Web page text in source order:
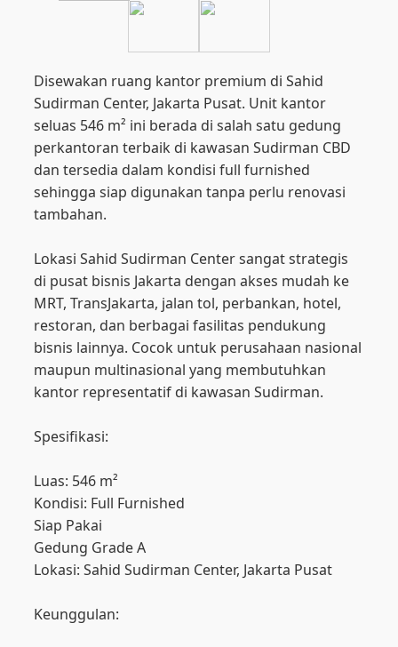
Disewakan ruang kantor premium di Sahid
Sudirman Center, Jakarta Pusat. Unit kantor
seluas 546 m² ini berada di salah satu gedung
perkantoran terbaik di kawasan Sudirman CBD
dan tersedia dalam kondisi full furnished
sehingga siap digunakan tanpa perlu renovasi
tambahan.
Lokasi Sahid Sudirman Center sangat strategis
di pusat bisnis Jakarta dengan akses mudah ke
MRT, TransJakarta, jalan tol, perbankan, hotel,
restoran, dan berbagai fasilitas pendukung
bisnis lainnya. Cocok untuk perusahaan nasional
maupun multinasional yang membutuhkan
kantor representatif di kawasan Sudirman.
Spesifikasi:
Luas: 546 m²
Kondisi: Full Furnished
Siap Pakai
Gedung Grade A
Lokasi: Sahid Sudirman Center, Jakarta Pusat
Keunggulan: